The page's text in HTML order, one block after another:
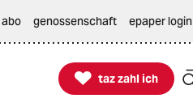
abo genossenschaft epaper login

taz zahl ich
taz zahl ich